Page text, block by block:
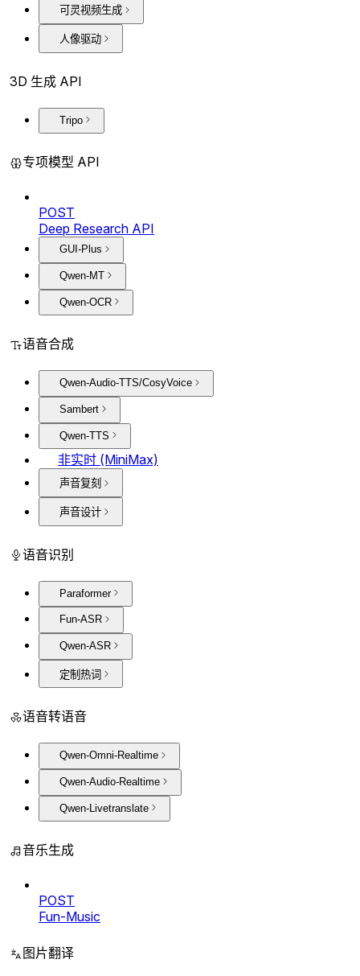
可灵视频生成
人像驱动
3D 生成 API
Tripo
专项模型 API
POST
Deep Research API
GUI-Plus
Qwen-MT
Qwen-OCR
语音合成
Qwen-Audio-TTS/CosyVoice
Sambert
Qwen-TTS
非实时 (MiniMax)
声音复刻
声音设计
语音识别
Paraformer
Fun-ASR
Qwen-ASR
定制热词
语音转语音
Qwen-Omni-Realtime
Qwen-Audio-Realtime
Qwen-Livetranslate
音乐生成
POST
Fun-Music
图片翻译